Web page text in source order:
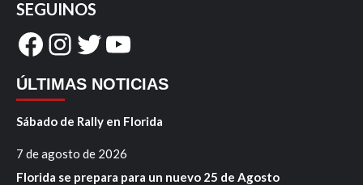
SEGUINOS
Facebook
Instagram
Twitter
YouTube
ÚLTIMAS NOTICIAS
Sábado de Rally en Florida
7 de agosto de 2026
Florida se prepara para un nuevo 25 de Agosto